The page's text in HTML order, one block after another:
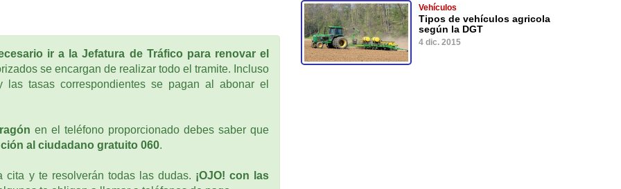
ir a la Jefatura de Tráfico para renovar el
se encargan de realizar todo el tramite. Incluso
tasas correspondientes se pagan al abonar el
en el teléfono proporcionado debes saber que
al ciudadano gratuito 060.
cita y te resolverán todas las dudas. ¡OJO! con las
Vehículos
Tipos de vehículos agricola
según la DGT
4 dic. 2015